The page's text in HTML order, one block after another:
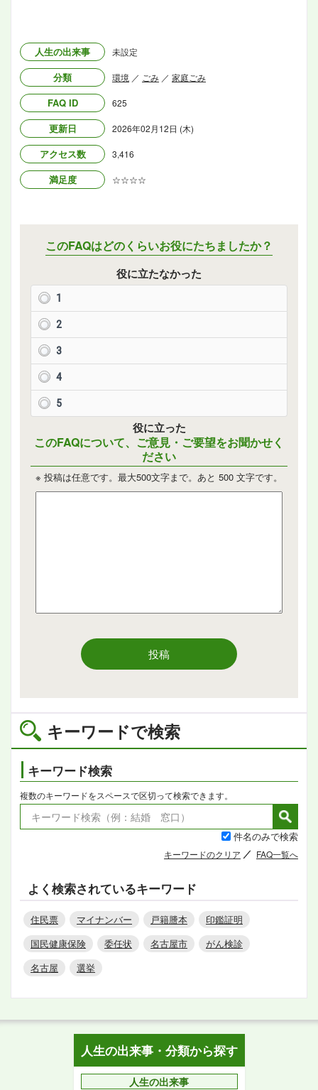
キーワードで検索
キーワード検索
複数のキーワードをスペースで区切って検索できます。
件名のみで検索
キーワードのクリア FAQ一覧へ
よく検索されているキーワード
住民票 マイナンバー 戸籍謄本
印鑑証明
国民健康保険
委任状 名古屋市
がん検診
名古屋
選挙
人生の出来事 未設定
分類 環境 ／ ごみ ／ 家庭ごみ
FAQ ID 625
更新日 2026年02月12日 (木)
アクセス数 3,416
満足度 ☆☆☆☆
このFAQはどのくらいお役にたちましたか？
役に立たなかった
1
2
3
4
5
役に立った
このFAQについて、ご意見・ご要望をお聞かせく
ださい
※ 投稿は任意です。最大500文字まで。あと 500 文字です。
投稿
人生の出来事・分類から探す
人生の出来事